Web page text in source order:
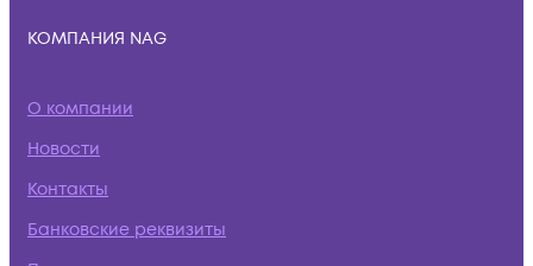
КОМПАНИЯ NAG
О компании
Новости
Контакты
Банковские реквизиты